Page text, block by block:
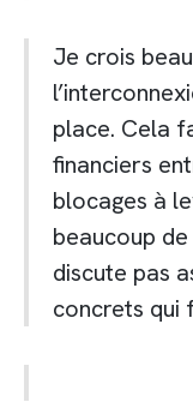
Je crois
place. Cela
financiers
blocages à
beaucoup
discute pas
concrets qui